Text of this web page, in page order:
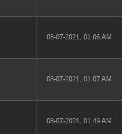
08-07-2021, 01:06 AM
08-07-2021, 01:07 AM
08-07-2021, 01:49 AM